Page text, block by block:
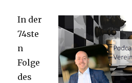
In der
74ste
n
Folge
des